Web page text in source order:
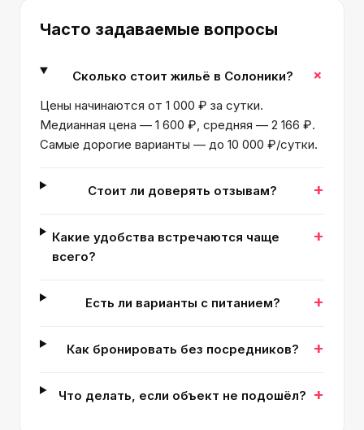
Часто задаваемые вопросы
Сколько стоит жильё в Солоники? +
Цены начинаются от 1 000 ₽ за сутки.
Медианная цена — 1 600 ₽, средняя — 2 166 ₽.
Самые дорогие варианты — до 10 000 ₽/сутки.
Стоит ли доверять отзывам? +
Какие удобства встречаются чаще
всего?
+
Есть ли варианты с питанием? +
Как бронировать без посредников? +
Что делать, если объект не подошёл? +